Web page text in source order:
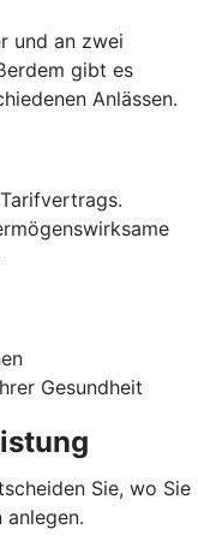
und an zwei
gibt es
Anlässen.
Gesundheit
Sie, wo Sie
anlegen.